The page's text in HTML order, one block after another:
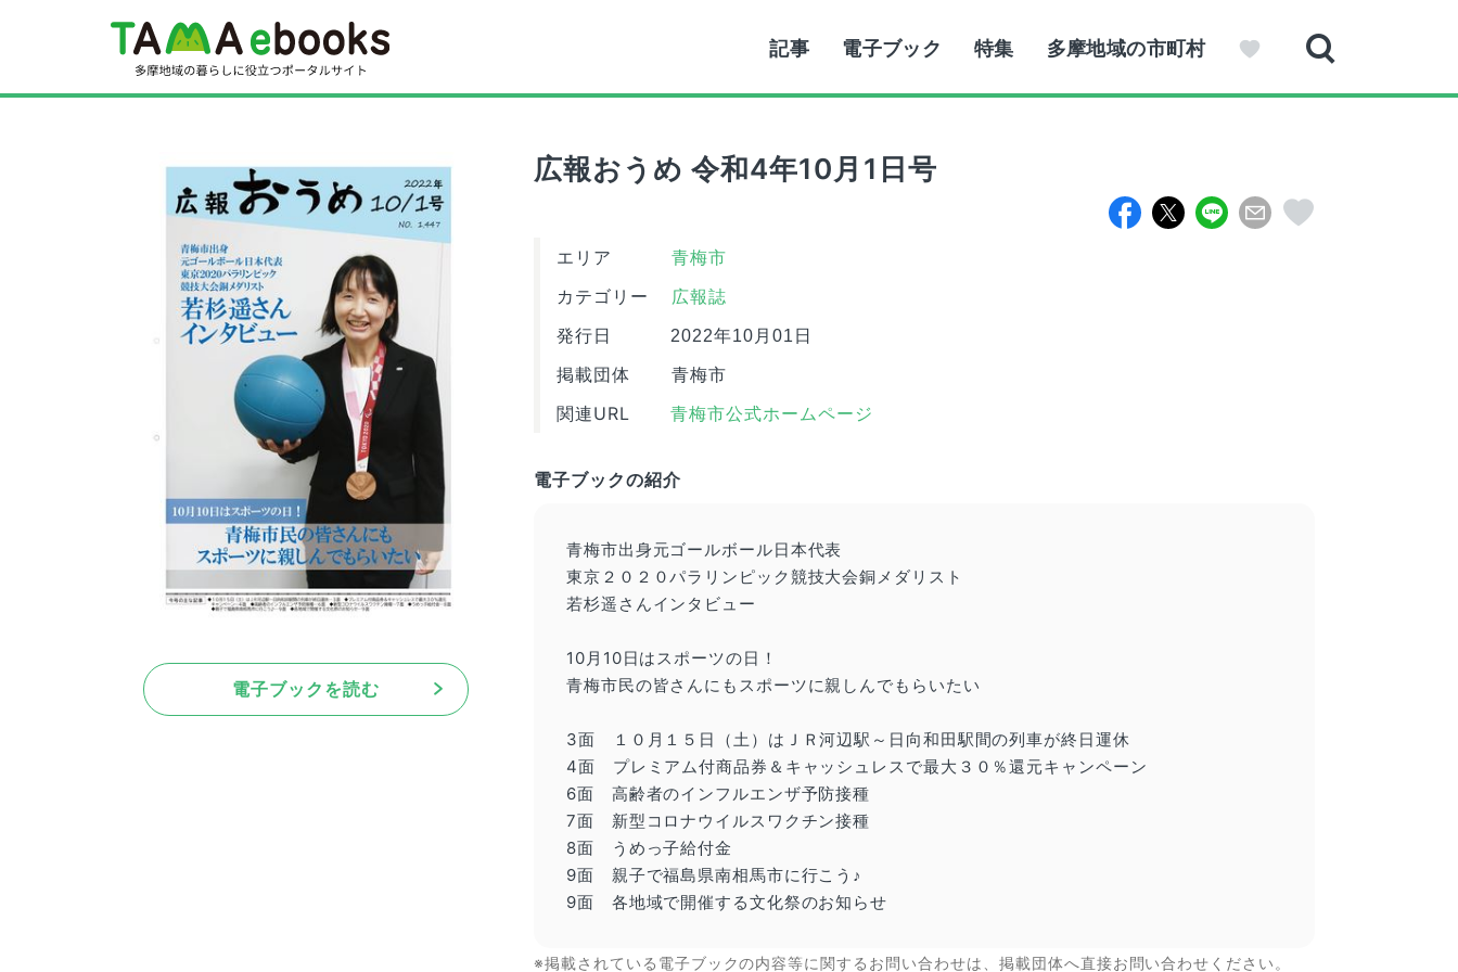
記事 電子ブック 特集 多摩地域の市町村
電子ブックを読む
広報おうめ 令和4年10月1日号
エリア 青梅市
カテゴリー 広報誌
発行日 2022年10月01日
掲載団体 青梅市
関連URL 青梅市公式ホームページ
電子ブックの紹介
青梅市出身元ゴールボール日本代表
東京２０２０パラリンピック競技大会銅メダリスト
若杉遥さんインタビュー
10月10日はスポーツの日！
青梅市民の皆さんにもスポーツに親しんでもらいたい
3面 １０月１５日（土）はＪＲ河辺駅～日向和田駅間の列車が終日運休
4面 プレミアム付商品券＆キャッシュレスで最大３０％還元キャンペーン
6面 高齢者のインフルエンザ予防接種
7面 新型コロナウイルスワクチン接種
8面 うめっ子給付金
9面 親子で福島県南相馬市に行こう♪
9面 各地域で開催する文化祭のお知らせ
※掲載されている電子ブックの内容等に関するお問い合わせは、掲載団体へ直接お問い合わせください。